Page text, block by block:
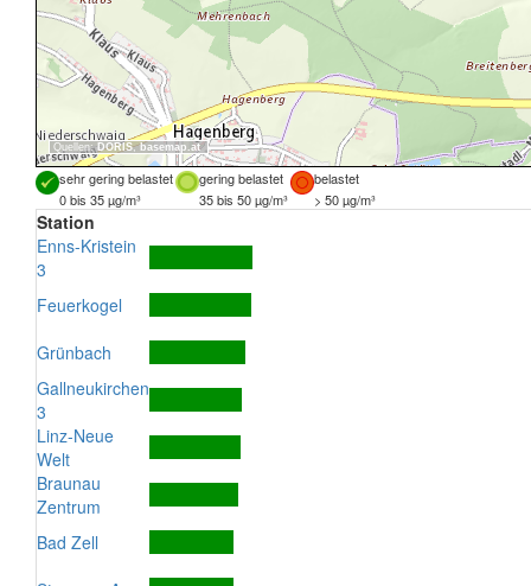
Quellen: DORIS,basemap.at
sehr gering belastet gering belastet
belastet
0 bis 35 µg/m³
35 bis 50 µg/m³ > 50 µg/m³
Station
Enns-Kristein
3
Feuerkogel
Grünbach
Gallneukirchen
3
Linz-Neue
Welt
Braunau
Zentrum
Bad Zell